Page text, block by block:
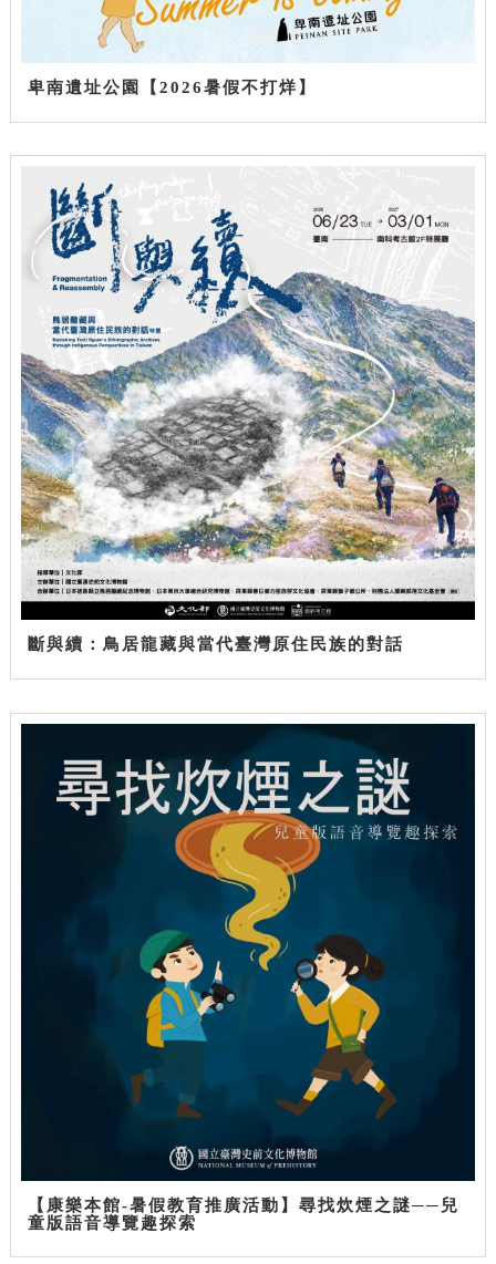
卑南遺址公園【2026暑假不打烊】
斷與續：鳥居龍藏與當代臺灣原住民族的對話
【康樂本館-暑假教育推廣活動】尋找炊煙之謎──兒
童版語音導覽趣探索